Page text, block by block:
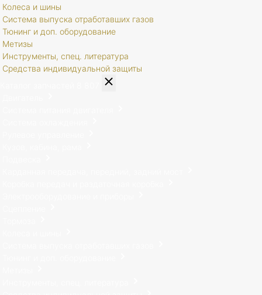
Колеса и шины
Система выпуска отработавших газов
Тюнинг и доп. оборудование
Метизы
Инструменты, спец. литература
Средства индивидуальной защиты